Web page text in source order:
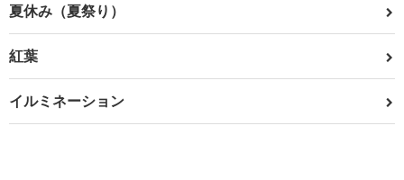
夏休み（夏祭り）
紅葉
イルミネーション